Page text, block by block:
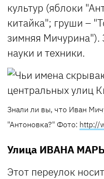
культур (яблоки
китайка"; груши –
зимняя Мичурина").
науки и техники.
Знали ли вы, что Иван
"Антоновка?" Фото: http://
Улица ИВАНА
Этот переулок